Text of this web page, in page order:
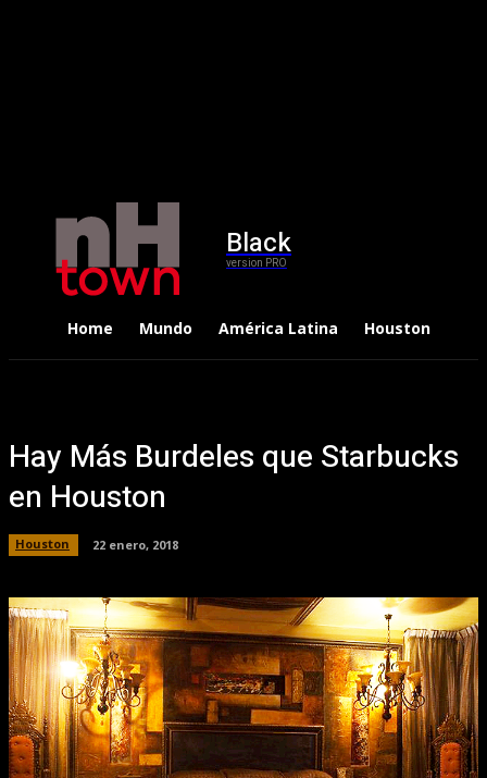
Black
version PRO
Home Mundo América Latina Houston
Hay Más Burdeles que Starbucks
en Houston
Houston 22 enero, 2018